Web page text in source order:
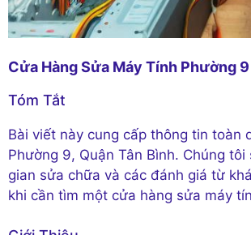
Cửa Hàng Sửa Máy Tính Phường
Tóm Tắt
Bài viết này cung cấp thông tin toàn
Phường 9, Quận Tân Bình. Chúng
gian sửa chữa và các đánh giá từ
khi cần tìm một cửa hàng sửa máy